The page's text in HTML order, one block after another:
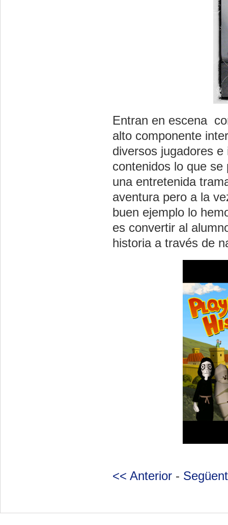
Entran en escena
alto componente
diversos jugadores
contenidos lo que
una entretenida
aventura pero a la
buen ejemplo lo
es convertir al
historia a través de
<< Anterior -